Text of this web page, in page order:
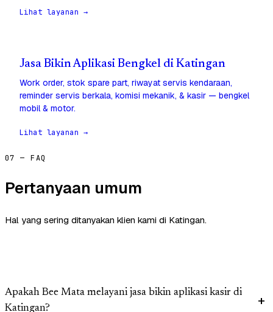
Lihat layanan →
Jasa Bikin Aplikasi Bengkel di Katingan
Work order, stok spare part, riwayat servis kendaraan,
reminder servis berkala, komisi mekanik, & kasir — bengkel
mobil & motor.
Lihat layanan →
07 — FAQ
Pertanyaan umum
Hal yang sering ditanyakan klien kami di Katingan.
Apakah Bee Mata melayani jasa bikin aplikasi kasir di
Katingan?